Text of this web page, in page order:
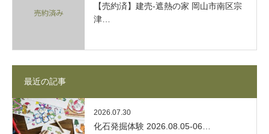
【売約済】建売-遮熱の家 岡山市南区宗
津…
最近の記事
2026.07.30
化石発掘体験 2026.08.05-06…